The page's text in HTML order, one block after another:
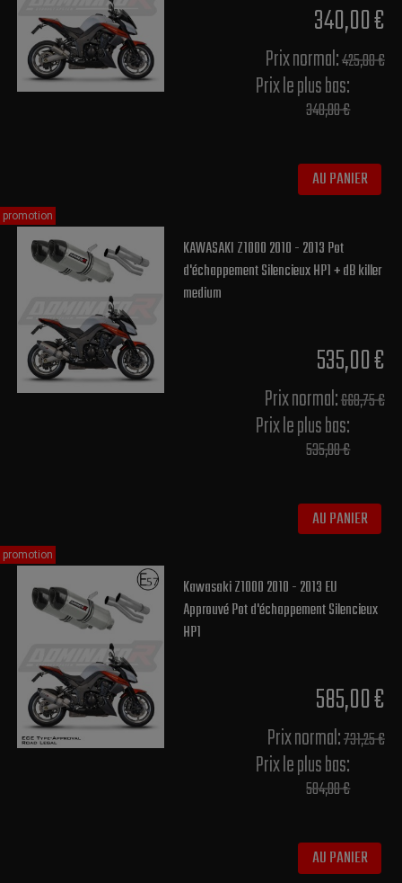
340,00 €
Prix normal​:425,00 €
Prix le plus bas:
340,00 €
AU PANIER
KAWASAKI Z1000 2010 - 2013 Pot
d'échappement Silencieux HP1 + dB killer
medium
535,00 €
Prix normal​:668,75 €
Prix le plus bas:
535,00 €
AU PANIER
promotion
Kawasaki Z1000 2010 - 2013 EU
Approuvé Pot d'échappement Silencieux
HP1
585,00 €
Prix normal​:731,25 €
Prix le plus bas:
584,00 €
AU PANIER
promotion